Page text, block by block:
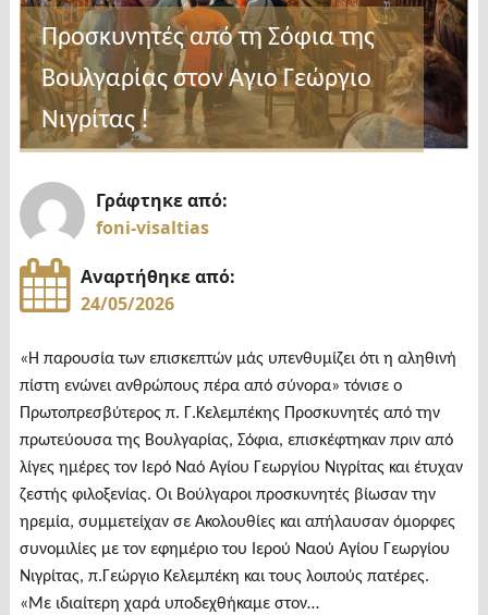
Προσκυνητές από τη Σόφια της
Βουλγαρίας στον Αγιο Γεώργιο
Νιγρίτας !
Γράφτηκε από:
foni-visaltias
Αναρτήθηκε από:
24/05/2026
«Η παρουσία των επισκεπτών μάς υπενθυμίζει ότι η αληθινή
πίστη ενώνει ανθρώπους πέρα από σύνορα» τόνισε ο
Πρωτοπρεσβύτερος π. Γ.Κελεμπέκης Προσκυνητές από την
πρωτεύουσα της Βουλγαρίας, Σόφια, επισκέφτηκαν πριν από
λίγες ημέρες τον Ιερό Ναό Αγίου Γεωργίου Νιγρίτας και έτυχαν
ζεστής φιλοξενίας. Οι Βούλγαροι προσκυνητές βίωσαν την
ηρεμία, συμμετείχαν σε Ακολουθίες και απήλαυσαν όμορφες
συνομιλίες με τον εφημέριο του Ιερού Ναού Αγίου Γεωργίου
Νιγρίτας, π.Γεώργιο Κελεμπέκη και τους λοιπούς πατέρες.
«Με ιδιαίτερη χαρά υποδεχθήκαμε στον…